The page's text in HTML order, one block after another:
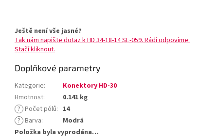
Ještě není vše jasné?
Tak nám napište dotaz k HD 34-18-14 SE-059. Rádi odpovíme.
Stačí kliknout.
Doplňkové parametry
Kategorie:
Konektory HD-30
Hmotnost:
0.141 kg
? Počet pólů: 14
? Barva:
Modrá
Položka byla vyprodána…